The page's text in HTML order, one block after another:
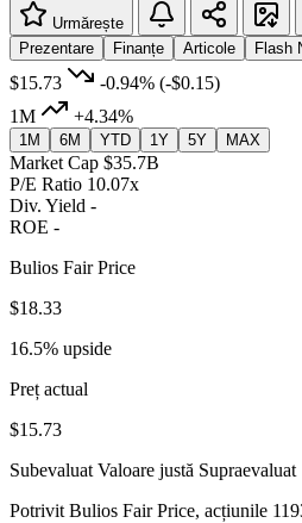
Urmărește
Prezentare
Finanțe Articole Flash
$15.73 -0.94% (-$0.15)
1M
+4.34%
1M 6M YTD 1Y 5Y MAX
Market Cap $35.7B
P/E Ratio 10.07x
Div. Yield -
ROE -
Bulios Fair Price
$18.33
16.5% upside
Preț actual
$15.73
Subevaluat Valoare justă Supraevaluat
Potrivit Bulios Fair Price, acțiunile